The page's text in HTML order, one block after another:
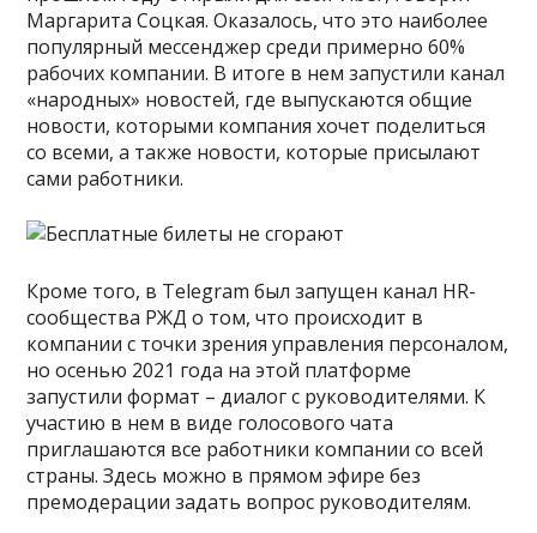
Маргарита Соцкая. Оказалось, что это наиболее
популярный мессенджер среди примерно 60%
рабочих компании. В итоге в нем запустили канал
«народных» новостей, где выпускаются общие
новости, которыми компания хочет поделиться
со всеми, а также новости, которые присылают
сами работники.
Кроме того, в Telegram был запущен канал HR-
сообщества РЖД о том, что происходит в
компании с точки зрения управления персоналом,
но осенью 2021 года на этой платформе
запустили формат – диалог с руководителями. К
участию в нем в виде голосового чата
приглашаются все работники компании со всей
страны. Здесь можно в прямом эфире без
премодерации задать вопрос руководителям.